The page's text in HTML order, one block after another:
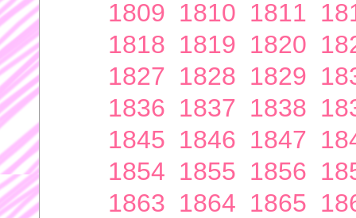
1809 1810 1811
1818 1819 1820
1827 1828 1829
1836 1837 1838
1845 1846 1847
1854 1855 1856
1863 1864 1865